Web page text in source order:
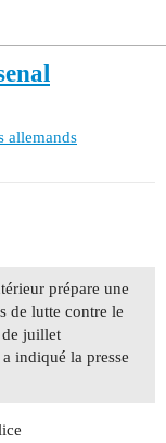
allemands
prépare une
de lutte contre le
de juillet
indiqué la presse